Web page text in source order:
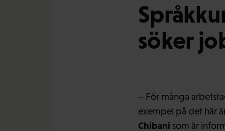
söker
– För många
exempel på det här
Chibani som är